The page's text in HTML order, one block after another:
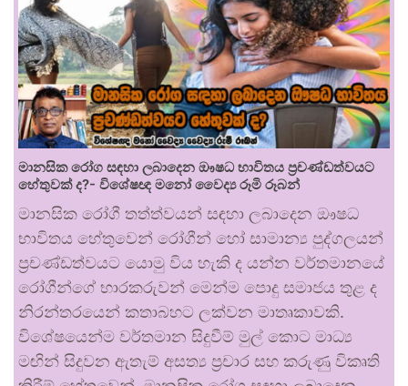
මානසික රෝග සඳහා ලබාදෙන ඖෂධ භාවිතය ප්‍රචණ්ඩත්වයට
හේතුවක් ද?- විශේෂඥ මනෝ වෛද්‍ය රූමි රූබන්
මානසික රෝගී තත්ත්වයන් සඳහා ලබාදෙන ඖෂධ
භාවිතය හේතුවෙන් රෝගීන් හෝ සාමාන්‍ය පුද්ගලයන්
ප්‍රචණ්ඩත්වයට යොමු විය හැකි ද යන්න වර්තමානයේ
රෝගීන්ගේ භාරකරුවන් මෙන්ම පොදු සමාජය තුළ ද
නිරන්තරයෙන් කතාබහට ලක්වන මාතෘකාවකි.
විශේෂයෙන්ම වර්තමාන සිදුවීම් මුල් කොට මාධ්‍ය
මඟින් සිදුවන ඇතැම් අසත්‍ය ප්‍රචාර සහ කරුණු විකෘති